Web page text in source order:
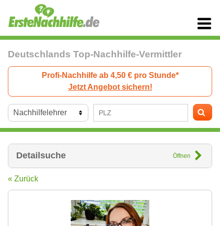
Deutschlands Top-Nachhilfe-Vermittler
Profi-Nachhilfe ab 4,50 € pro Stunde*
Jetzt Angebot sichern!
Detailsuche Öffnen
« Zurück